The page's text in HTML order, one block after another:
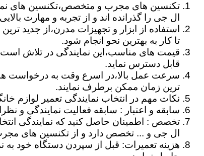
تکنسین های مجرب و متخصص،تکنسین های
ال جی را گذرانده اند و از تجربه و مهارت
استفاده از ابزار و تجهیزات مدرن،از جدید
تا کار به بهترین نحو انجام شود.
قیمت های مناسب،این نمایندگی در تلاش است
قابل دسترس نماید.
سرعت عمل بالا،در اسرع وقت به درخواست
ترین زمان ممکن برطرف نمایند.
نکات مهم در انتخاب نمایندگی تعمیر لوازم
سابقه و اعتبار : سابقه فعالیت نمایندگی و
تخصص : اطمینان حاصل کنید که نمایندگی
ال جی و ... تخصص دارد و از تکنسین های
هزینه تعمیرات: قبل از سپردن دستگاه خود به